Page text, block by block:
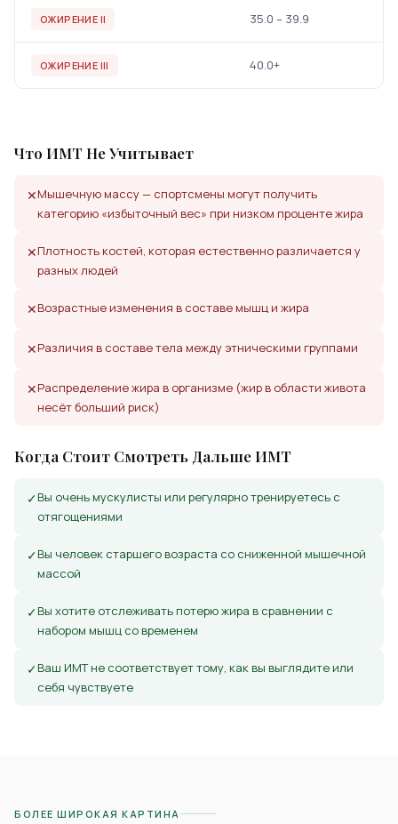
ОЖИРЕНИЕ II 35.0 – 39.9
ОЖИРЕНИЕ III 40.0+
Что ИМТ Не Учитывает
✕Мышечную массу — спортсмены могут получить
категорию «избыточный вес» при низком проценте жира
✕Плотность костей, которая естественно различается у
разных людей
✕Возрастные изменения в составе мышц и жира
✕Различия в составе тела между этническими группами
✕Распределение жира в организме (жир в области живота
несёт больший риск)
Когда Стоит Смотреть Дальше ИМТ
✓Вы очень мускулисты или регулярно тренируетесь с
отягощениями
✓Вы человек старшего возраста со сниженной мышечной
массой
✓Вы хотите отслеживать потерю жира в сравнении с
набором мышц со временем
✓Ваш ИМТ не соответствует тому, как вы выглядите или
себя чувствуете
БОЛЕЕ ШИРОКАЯ КАРТИНА